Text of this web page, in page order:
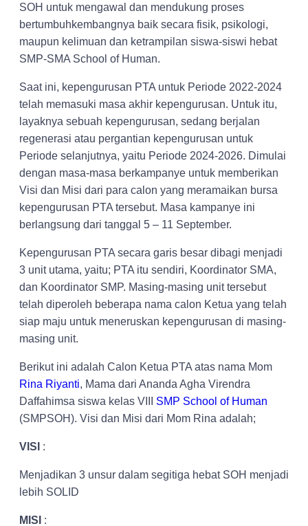
SOH untuk mengawal dan mendukung proses
bertumbuhkembangnya baik secara fisik, psikologi,
maupun kelimuan dan ketrampilan siswa-siswi hebat
SMP-SMA School of Human.
Saat ini, kepengurusan PTA untuk Periode 2022-2024
telah memasuki masa akhir kepengurusan. Untuk itu,
layaknya sebuah kepengurusan, sedang berjalan
regenerasi atau pergantian kepengurusan untuk
Periode selanjutnya, yaitu Periode 2024-2026. Dimulai
dengan masa-masa berkampanye untuk memberikan
Visi dan Misi dari para calon yang meramaikan bursa
kepengurusan PTA tersebut. Masa kampanye ini
berlangsung dari tanggal 5 – 11 September.
Kepengurusan PTA secara garis besar dibagi menjadi
3 unit utama, yaitu; PTA itu sendiri, Koordinator SMA,
dan Koordinator SMP. Masing-masing unit tersebut
telah diperoleh beberapa nama calon Ketua yang telah
siap maju untuk meneruskan kepengurusan di masing-
masing unit.
Berikut ini adalah Calon Ketua PTA atas nama Mom
Rina Riyanti, Mama dari Ananda Agha Virendra
Daffahimsa siswa kelas VIII SMP School of Human
(SMPSOH). Visi dan Misi dari Mom Rina adalah;
VISI :
Menjadikan 3 unsur dalam segitiga hebat SOH menjadi
lebih SOLID
MISI :